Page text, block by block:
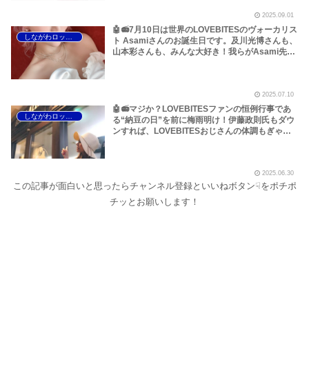
2025.09.01
しながわロックラジオ
🤖📻7月10日は世界のLOVEBITESのヴォーカリス
ト Asamiさんのお誕生日です。及川光博さんも、
山本彩さんも、みんな大好き！我らがAsami先
Asami birthday 】【LOVEBITES Asami】
【LOVEBITES 歌詞 和訳】
2025.07.10
🤖📻マジか？LOVEBITESファンの恒例行事であ
る“納豆の日”を前に梅雨明け！伊藤政則氏もダウ
ンすれば、LOVEBITESおじさんの体調もぎゃふ
【Night Ranger 来日公演】などです！～しなが
わロックラジオ
2025.06.30
この記事が面白いと思ったらチャンネル登録といいねボタン☟をポチポ
チッとお願いします！